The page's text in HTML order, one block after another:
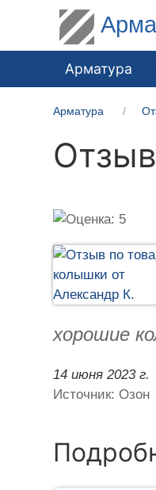
Арматура
Арматура
хорошие
14 июня 2023 г.
Источник: Озон